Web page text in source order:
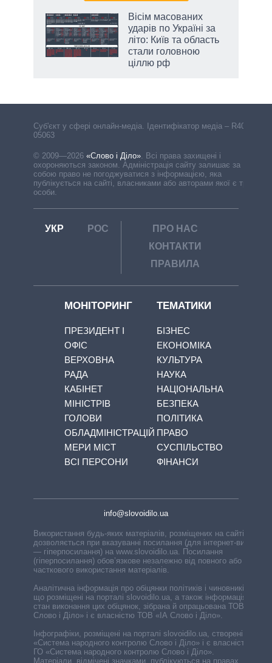
Вісім масованих
ударів по Україні за
літо: Київ та область
стали головною
ціллю рф
Cуб'єкт у сфері онлайн-медіа. Ідентифікатор медіа – R40-
05063
© 2009—2026 «Слово і Діло». Всі права захищені і
охороняються законом. Адміністрація сайту залишає за
собою право не погоджуватися з інформацією, яка
публікується на сайті, власниками або авторами якої є треті
особи.
УКР РОС
ПРО НАС
КОНТАКТИ
ПРАВИЛА
МОНІТОРИНГ
ПРЕЗИДЕНТ І
ОФІС
ВЕРХОВНА
РАДА
КАБІНЕТ
МІНІСТРІВ
ГОЛОВИ
ОБЛАДМІНІСТРАЦІЙ
МЕРИ МІСТ
ВСІ ПЕРСОНИ
ТЕМАТИКИ
БІЗНЕС
ЕКОНОМІКА
КУЛЬТУРА
НАУКА
НАЦІОНАЛЬНА
БЕЗПЕКА
ПОЛІТИКА
ПРАВО
СУСПІЛЬСТВО
ФІНАНСИ
info@slovoidilo.ua
Використання будь-яких матеріалів, розміщених на сайті,
дозволяється при вказуванні посилання (для інтернет-видань
— гіперпосилання) на www.slovoidilo.ua. Посилання
(гіперпосилання) обов’язкове незалежно від повного або
часткового використання матеріалів.
Аналітична інформація про обіцянки політиків і чиновників,
що розміщені на порталі slovoidilo.ua, а також інформація про
стан виконання цих обіцянок, зібрана й опрацьована ТОВ «ІА
Слово і Діло» і є власністю ТОВ «ІА Слово і Діло».
Інфографіки, розміщені на порталі slovoidilo.ua, створені ГО
«Система народного контролю Слово і Діло» і є власністю
ГО «Система народного контролю Слово і Діло».
Матеріали, відмічені значками, публікуються на правах